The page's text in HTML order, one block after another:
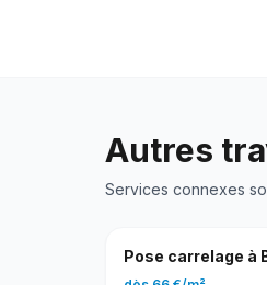
Autres
Services connexes
Pose carrelage à